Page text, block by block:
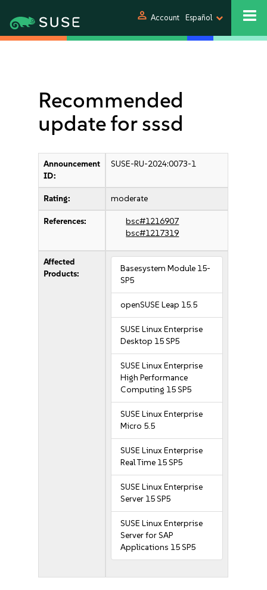
person Account Español
Recommended
update for sssd
Announcement
ID:
SUSE-RU-2024:0073-1
Rating: moderate
References:
bsc#1216907
bsc#1217319
Affected
Products:
Basesystem Module 15-
SP5
openSUSE Leap 15.5
SUSE Linux Enterprise
Desktop 15 SP5
SUSE Linux Enterprise
High Performance
Computing 15 SP5
SUSE Linux Enterprise
Micro 5.5
SUSE Linux Enterprise
Real Time 15 SP5
SUSE Linux Enterprise
Server 15 SP5
SUSE Linux Enterprise
Server for SAP
Applications 15 SP5